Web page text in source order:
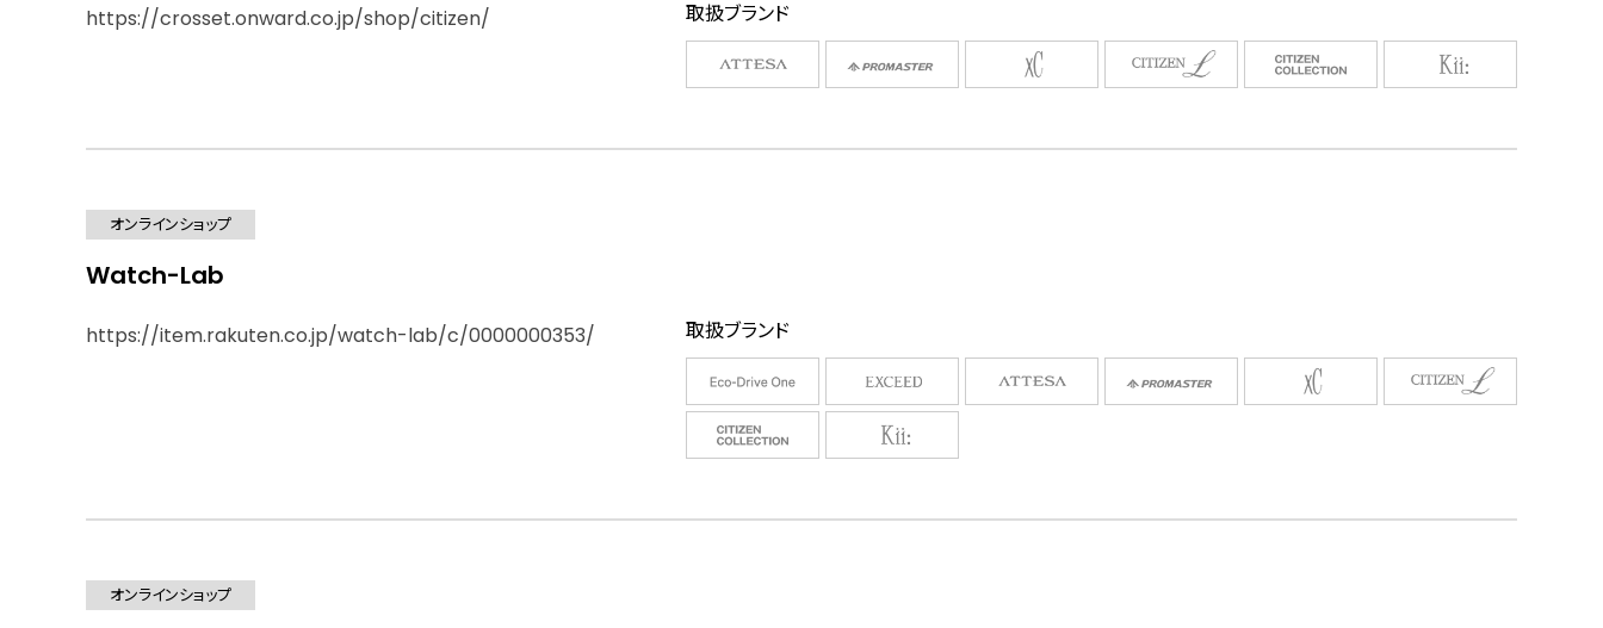
https://crosset.onward.co.jp/shop/citizen/ 取扱ブランド
オンラインショップ
Watch-Lab
https://item.rakuten.co.jp/watch-lab/c/0000000353/ 取扱ブランド
オンラインショップ